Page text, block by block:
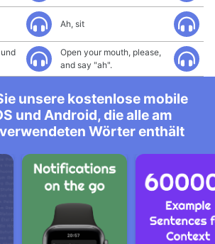
Ah, sit
Open your mouth, please,
and say "ah".
unsere kostenlose mobile
und Android, die alle am
Wörter enthält